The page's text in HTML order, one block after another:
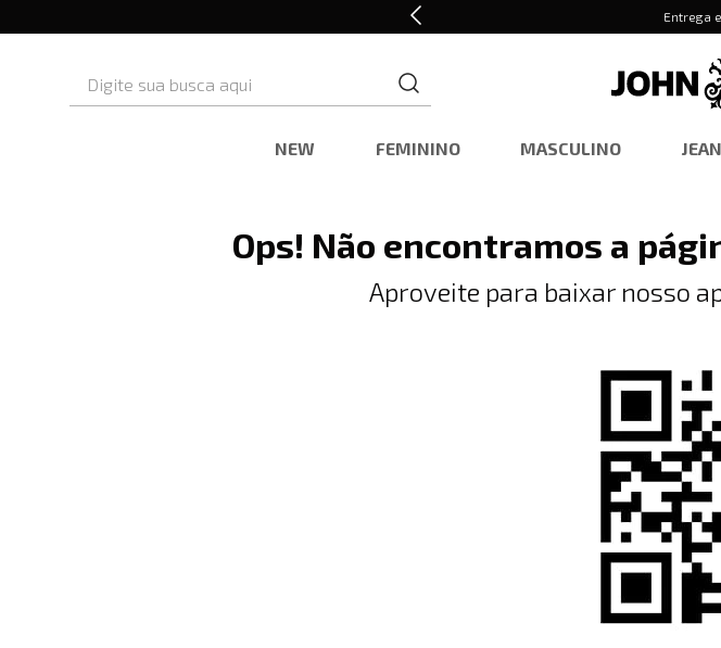
Entrega
NEW FEMININO MASCULINO
Ops! Não encontramos a
Aproveite para baixar nosso